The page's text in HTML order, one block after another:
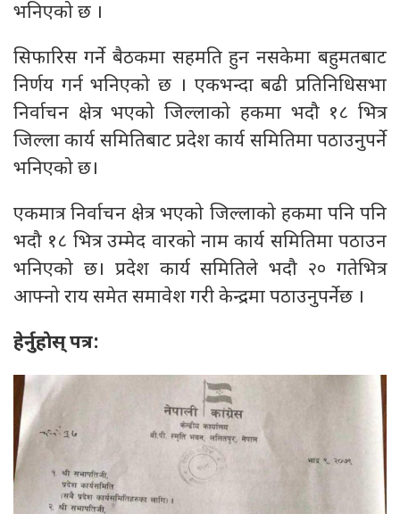
भनिएको छ ।
सिफारिस गर्ने बैठकमा सहमति हुन नसकेमा बहुमतबाट
निर्णय गर्न भनिएको छ । एकभन्दा बढी प्रतिनिधिसभा
निर्वाचन क्षेत्र भएको जिल्लाको हकमा भदौ १८ भित्र
जिल्ला कार्य समितिबाट प्रदेश कार्य समितिमा पठाउनुपर्ने
भनिएको छ।
एकमात्र निर्वाचन क्षेत्र भएको जिल्लाको हकमा पनि पनि
भदौ १८ भित्र उम्मेद वारको नाम कार्य समितिमा पठाउन
भनिएको छ। प्रदेश कार्य समितिले भदौ २० गतेभित्र
आफ्नो राय समेत समावेश गरी केन्द्रमा पठाउनुपर्नेछ ।
हेर्नुहाेस् पत्र: